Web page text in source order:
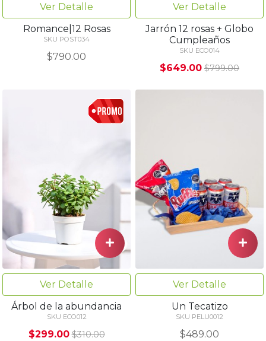
Ver Detalle
Romance|12 Rosas
SKU POST034
$790.00
Ver Detalle
Jarrón 12 rosas + Globo
Cumpleaños
SKU ECO014
$649.00 $799.00
Ver Detalle
Árbol de la abundancia
SKU ECO012
$299.00 $310.00
Ver Detalle
Un Tecatizo
SKU PELU0012
$489.00